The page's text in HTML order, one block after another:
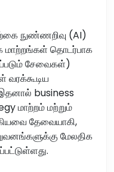
நுண்ணறிவு (AI)
மாற்றங்கள் தொடர்பாக
சேவைகள்)
வரக்கூடிய
இதனால் business
மாற்றம் மற்றும்
தேவையாகி,
மேலதிக